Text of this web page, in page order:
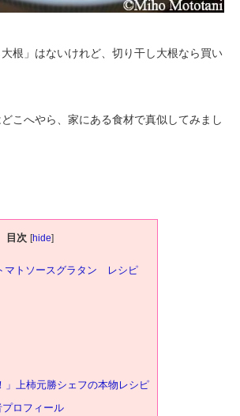
根」はないけれど、切り干し大根なら買い
こへやら、家にある食材で真似してみまし
目次 [hide]
マトソースグラタン レシピ
」上柿元勝シェフの本物レシピ
ロフィール